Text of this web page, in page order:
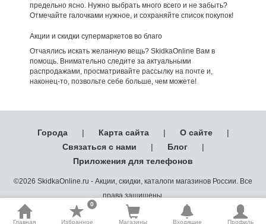
предельно ясно. Нужно выбрать много всего и не забыть?
Отмечайте галочками нужное, и сохраняйте список покупок!
Акции и скидки супермаркетов во благо
Отчаялись искать желанную вещь? SkidkaOnline Вам в
помощь. Внимательно следите за актуальными
распродажами, просматривайте рассылку на почте и,
наконец-то, позвольте себе больше, чем можете!
Города | Карта сайта | О сайте
|
Связаться с нами
| Блог
|
Приложения для телефонов
©2026 SkidkaOnline.ru - Акции, скидки, каталоги магазинов России. Все
права защищены.
Главная Избранное
0
Магазины Входящие Профиль